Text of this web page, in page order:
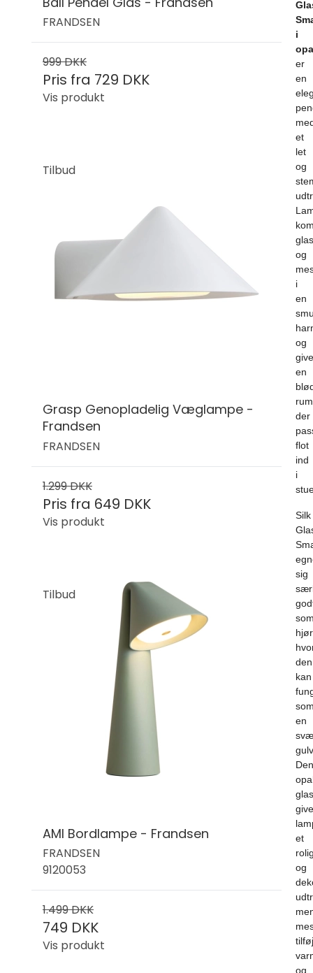
FRANDSEN
999 DKK
Pris fra 729 DKK
Vis produkt
Tilbud
Grasp Genopladelig Væglampe -
Frandsen
FRANDSEN
1.299 DKK
Pris fra 649 DKK
Vis produkt
Tilbud
AMI Bordlampe - Frandsen
FRANDSEN
9120053
1.499 DKK
749 DKK
Vis produkt
i
er
en
et
let
og
glas
og
i
en
og
en
der
flot
ind
i
Silk
sig
den
kan
en
Den
et
og
og